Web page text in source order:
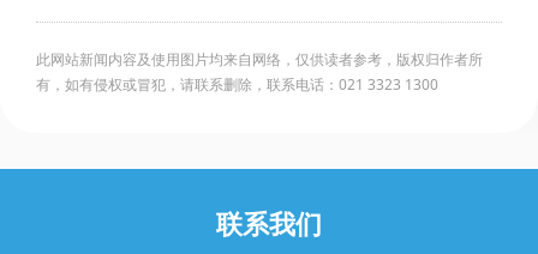
此网站新闻内容及使用图片均来自网络，仅供读者参考，版权归作者所
有，如有侵权或冒犯，请联系删除，联系电话：021 3323 1300
联系我们